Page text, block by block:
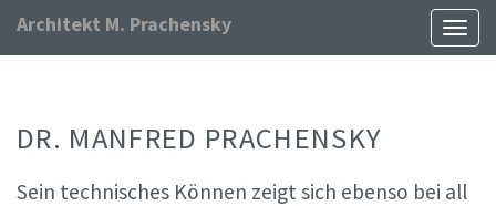
ein-/
Architekt M. Prachensky
DR. MANFRED PRACHENSKY
Sein technisches Können zeigt sich ebenso bei all